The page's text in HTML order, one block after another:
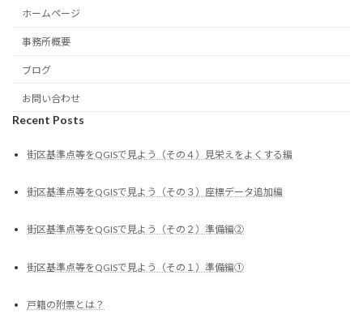
ホームページ
事務所概要
ブログ
お問い合わせ
Recent Posts
街区基準点等をQGISで見よう（その４）見栄えをよくする編
街区基準点等をQGISで見よう（その３）座標データ追加編
街区基準点等をQGISで見よう（その２）準備編②
街区基準点等をQGISで見よう（その１）準備編①
戸籍の附票とは？